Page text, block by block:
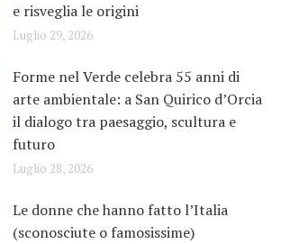
e risveglia le origini
Luglio 29, 2026
Forme nel Verde celebra 55 anni di
arte ambientale: a San Quirico d’Orcia
il dialogo tra paesaggio, scultura e
futuro
Luglio 28, 2026
Le donne che hanno fatto l’Italia
(sconosciute o famosissime)